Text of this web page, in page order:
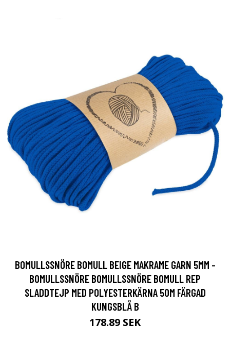
BOMULLSSNÖRE BOMULL BEIGE MAKRAME GARN 5MM -
BOMULLSSNÖRE BOMULLSSNÖRE BOMULL REP
SLADDTEJP MED POLYESTERKÄRNA 50M FÄRGAD
KUNGSBLÅ B
178.89 SEK